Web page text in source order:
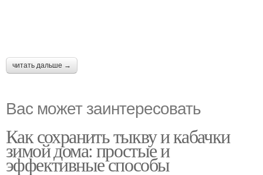
читать дальше →
Вас может заинтересовать
Как сохранить тыкву и кабачки
зимой дома: простые и
эффективные способы